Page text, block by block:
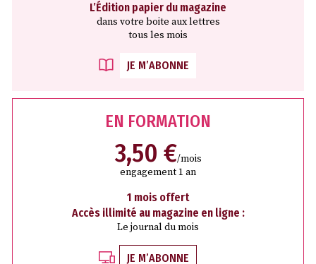
L’Édition papier du magazine
dans votre boite aux lettres
tous les mois
JE M’ABONNE
EN FORMATION
3,50 €/mois
engagement 1 an
1 mois offert
Accès illimité au magazine en ligne :
Le journal du mois
JE M’ABONNE